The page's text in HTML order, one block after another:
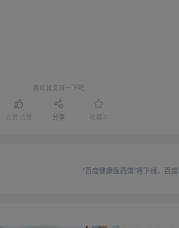
喜欢就支持一下吧
点赞 点赞 分享 收藏 0
“百度健康医药馆”将下线，百